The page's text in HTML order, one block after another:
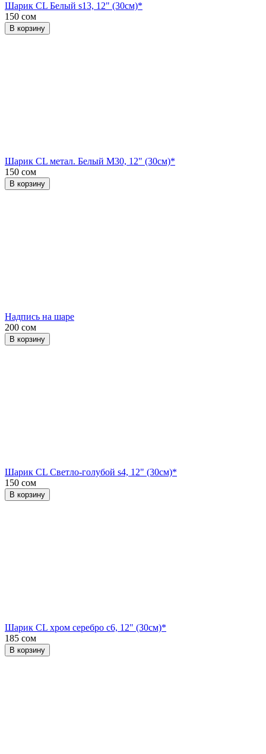
Шарик CL Белый s13, 12" (30см)*
150 сом
В корзину
Шарик CL метал. Белый М30, 12" (30см)*
150 сом
В корзину
Надпись на шаре
200 сом
В корзину
Шарик CL Светло-голубой s4, 12" (30см)*
150 сом
В корзину
Шарик CL хром серебро с6, 12" (30см)*
185 сом
В корзину